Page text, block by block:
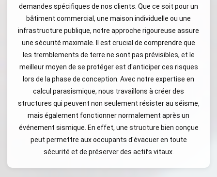
demandes spécifiques de nos clients. Que ce soit pour un
bâtiment commercial, une maison individuelle ou une
infrastructure publique, notre approche rigoureuse assure
une sécurité maximale. Il est crucial de comprendre que
les tremblements de terre ne sont pas prévisibles, et le
meilleur moyen de se protéger est d'anticiper ces risques
lors de la phase de conception. Avec notre expertise en
calcul parasismique, nous travaillons à créer des
structures qui peuvent non seulement résister au séisme,
mais également fonctionner normalement après un
événement sismique. En effet, une structure bien conçue
peut permettre aux occupants d'évacuer en toute
sécurité et de préserver des actifs vitaux.